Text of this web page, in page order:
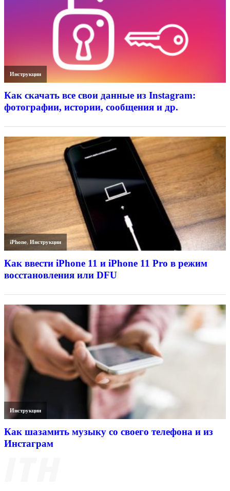
Инструкции
Как скачать все свои данные из Instagram:
фотографии, истории, сообщения и др.
iPhone,Инструкции
Как ввести iPhone 11 и iPhone 11 Pro в режим
восстановления или DFU
Инструкции
Как шазамить музыку со своего телефона и из
Инстаграм